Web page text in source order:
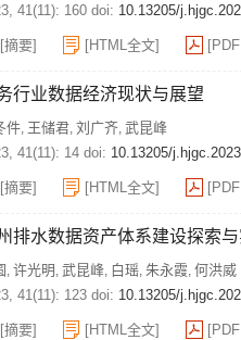
41(11): 160 doi: 10.13205/
[摘要] [HTML全文]
行业数据经济现状与展望
件 王储君 刘广齐 武昆峰
41(11): 14 doi: 10.13205/
[摘要] [HTML全文]
排水数据资产体系建设探索
许光明 武昆峰 白瑶 朱永霞 何洪威
41(11): 123 doi: 10.13205/
[摘要] [HTML全文]